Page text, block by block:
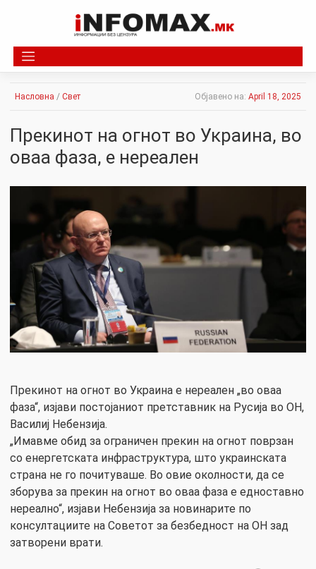
Насловна / Свет Објавено на: April 18, 2025
Прекинот на огнот во Украина, во
оваа фаза, е нереален
Прекинот на огнот во Украина е нереален „во оваа
фаза“, изјави постојаниот претставник на Русија во ОН,
Василиј Небензија.
„Имавме обид за ограничен прекин на огнот поврзан
со енергетската инфраструктура, што украинската
страна не го почитуваше. Во овие околности, да се
зборува за прекин на огнот во оваа фаза е едноставно
нереално“, изјави Небензија за новинарите по
консултациите на Советот за безбедност на ОН зад
затворени врати.